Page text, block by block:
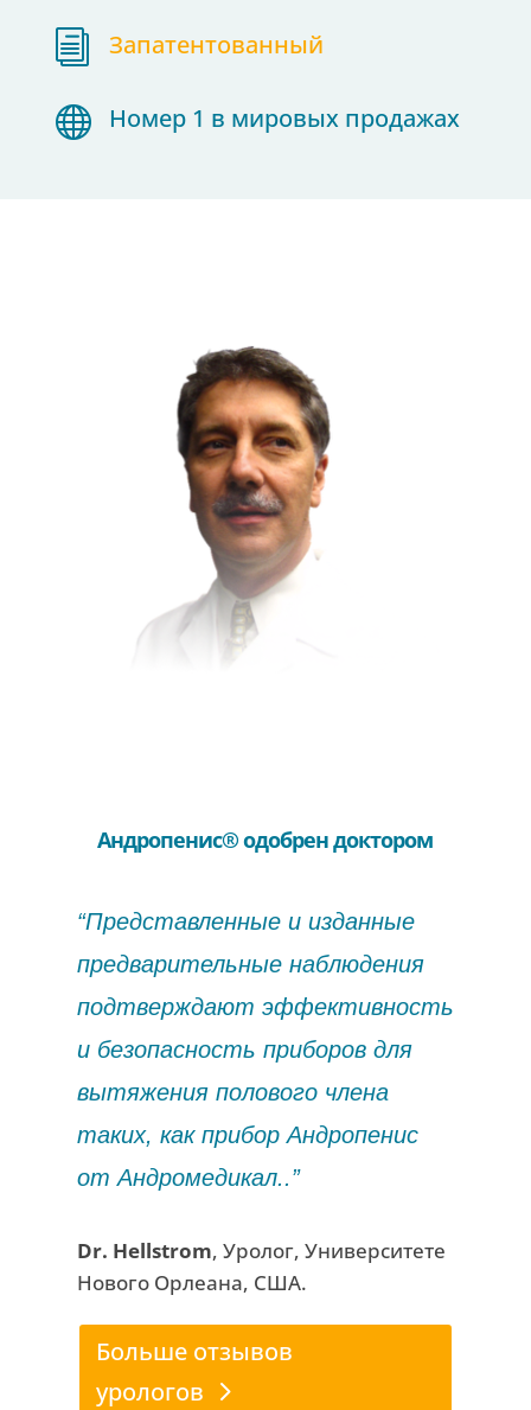
i Запатентованный
 Номер 1 в мировых продажах
Андропенис®​ одобрен доктором
“Представленные и изданные
предварительные наблюдения
подтверждают эффективность
и безопасность приборов для
вытяжения полового члена
таких, как прибор Aндропенис
от Aндромедикал..”
Dr. Hellstrom, Уролог, Университете
Нового Орлеана, США.
Больше отзывов
урологов